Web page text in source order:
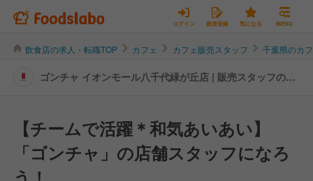
ログイン 新規登録 気になる MENU
飲食店の求人・転職TOP カフェ カフェ販売スタッフ 千葉県のカ
ゴンチャ イオンモール八千代緑が丘店 | 販売スタッフの転
【チームで活躍＊和気あいあい】
「ゴンチャ」の店舗スタッフになろ